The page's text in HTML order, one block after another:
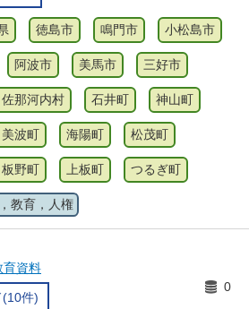
徳島市 鳴門市 小松島市
阿波市 美馬市 三好市
佐那河内村 石井町 神山町
美波町 海陽町 松茂町
板野町 上板町 つるぎ町
教育，人権
育資料
件)
0